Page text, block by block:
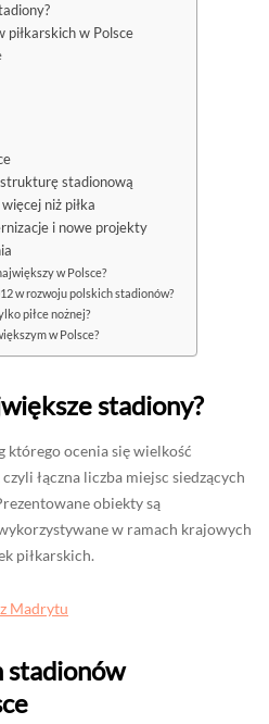
piłkarskich w Polsce
stadionową
niż piłka
i nowe projekty
w Polsce?
w rozwoju polskich stadionów?
piłce nożnej?
w Polsce?
stadiony?
którego ocenia się wielkość
łączna liczba miejsc siedzących
obiekty są
w ramach krajowych
piłkarskich.
Madrytu
stadionów